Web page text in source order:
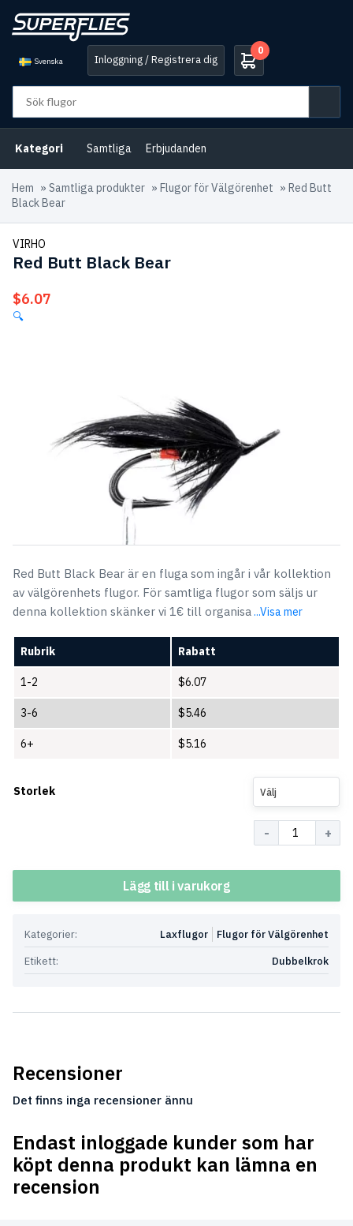
Svenska Inloggning / Registrera dig
0
Kategori Samtliga Erbjudanden
Hem » Samtliga produkter » Flugor för Välgörenhet » Red Butt
Black Bear
VIRHO
Red Butt Black Bear
$6.07
🔍
Red Butt Black Bear är en fluga som ingår i vår kollektion
av välgörenhets flugor. För samtliga flugor som säljs ur
denna kollektion skänker vi 1€ till organisa ...Visa mer
Rubrik Rabatt
1-2 $6.07
3-6 $5.46
6+ $5.16
Storlek Välj
Lägg till i varukorg
Kategorier: Flugor för Välgörenhet
Laxflugor
Etikett:
Dubbelkrok
Recensioner
Det finns inga recensioner ännu
Endast inloggade kunder som har
köpt denna produkt kan lämna en
recension